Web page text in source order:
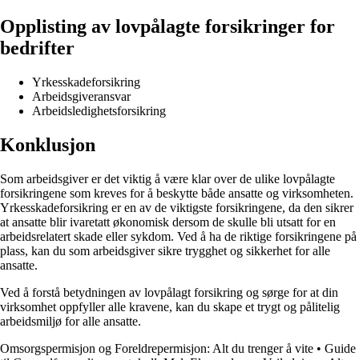
Opplisting av lovpålagte forsikringer for
bedrifter
Yrkesskadeforsikring
Arbeidsgiveransvar
Arbeidsledighetsforsikring
Konklusjon
Som arbeidsgiver er det viktig å være klar over de ulike lovpålagte
forsikringene som kreves for å beskytte både ansatte og virksomheten.
Yrkesskadeforsikring er en av de viktigste forsikringene, da den sikrer
at ansatte blir ivaretatt økonomisk dersom de skulle bli utsatt for en
arbeidsrelatert skade eller sykdom. Ved å ha de riktige forsikringene på
plass, kan du som arbeidsgiver sikre trygghet og sikkerhet for alle
ansatte.
Ved å forstå betydningen av lovpålagt forsikring og sørge for at din
virksomhet oppfyller alle kravene, kan du skape et trygt og pålitelig
arbeidsmiljø for alle ansatte.
Omsorgspermisjon og Foreldrepermisjon: Alt du trenger å vite • Guide